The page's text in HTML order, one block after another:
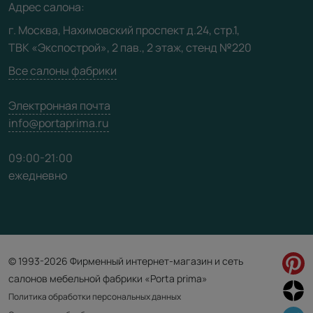
Видео
Карта сайта
Адрес салона:
г. Москва, Нахимовский проспект д.24, стр.1,
ТВК «Экспострой», 2 пав., 2 этаж, стенд №220
Все салоны фабрики
Электронная почта
info@portaprima.ru
09:00-21:00
ежедневно
© 1993-2026 Фирменный интернет-магазин и сеть
салонов мебельной фабрики «Porta prima»
Политика обработки персональных данных